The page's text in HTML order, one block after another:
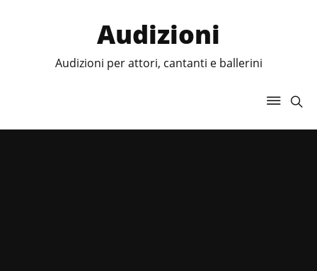
Audizioni
Audizioni per attori, cantanti e ballerini